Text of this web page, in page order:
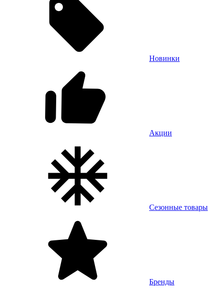
Новинки
Акции
Сезонные товары
Бренды